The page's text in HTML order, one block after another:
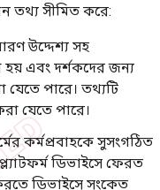
তথ্য সীমিত করে:
উদ্দেশ্য সহ
হয় এবং দর্শকদের জন্য
যেতে পারে। তথ্যটি
যেতে পারে।
কর্মপ্রবাহকে সুসংগঠিত
ডিভাইসে ফেরত
ডিভাইসে সংকেত